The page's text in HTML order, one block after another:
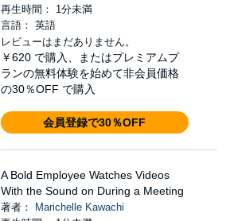
再生時間： 1分未満
言語： 英語
レビューはまだありません。
￥620 で購入、またはプレミアムプ
ランの無料体験を始めて非会員価格
の30％OFF で購入
会員登録で30％OFF
A Bold Employee Watches Videos
With the Sound on During a Meeting
著者：
Marichelle Kawachi